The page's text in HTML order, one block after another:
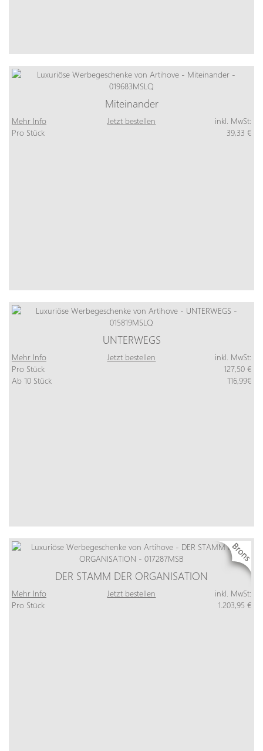
Miteinander
Mehr Info Jetzt bestellen
inkl. MwSt:
Pro Stück
39,33 €
UNTERWEGS
Mehr Info Jetzt bestellen
inkl. MwSt:
Pro Stück
127,50 €
Ab 10 Stück
116,99€
DER STAMM DER ORGANISATION
Mehr Info Jetzt bestellen
inkl. MwSt:
Pro Stück
1.203,95 €